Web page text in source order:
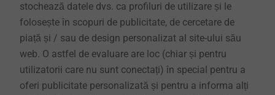
stochează datele dvs. ca profiluri de utilizare și le
folosește în scopuri de publicitate, de cercetare de
piață și / sau de design personalizat al site-ului său
web. O astfel de evaluare are loc (chiar și pentru
utilizatorii care nu sunt conectați) în special pentru a
oferi publicitate personalizată și pentru a informa alți